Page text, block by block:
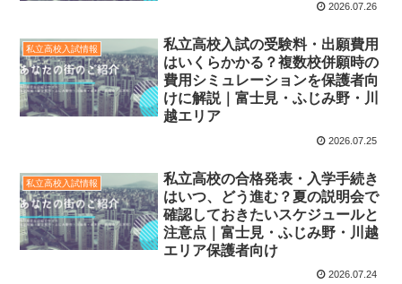
2026.07.26
私立高校入試情報
私立高校入試の受験料・出願費用
はいくらかかる？複数校併願時の
費用シミュレーションを保護者向
けに解説｜富士見・ふじみ野・川
越エリア
2026.07.25
私立高校入試情報
私立高校の合格発表・入学手続き
はいつ、どう進む？夏の説明会で
確認しておきたいスケジュールと
注意点｜富士見・ふじみ野・川越
エリア保護者向け
2026.07.24